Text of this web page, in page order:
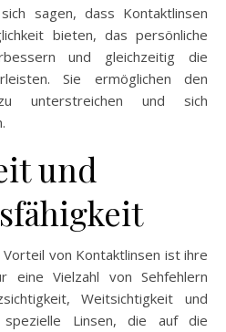
sagen, dass Kontaktlinsen
bieten, das persönliche
und gleichzeitig die
Sie ermöglichen den
unterstreichen und sich
und
von Kontaktlinsen ist ihre
eine Vielzahl von Sehfehlern
Weitsichtigkeit und
Linsen, die auf die